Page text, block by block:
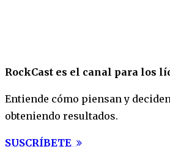
RockCast es el canal para los
Entiende cómo piensan y
obteniendo resultados.
SUSCRÍBETE